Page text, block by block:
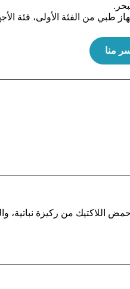
طبي من الفئة الأولى، فئة
اللاكتيك من ركيزة نباتية،